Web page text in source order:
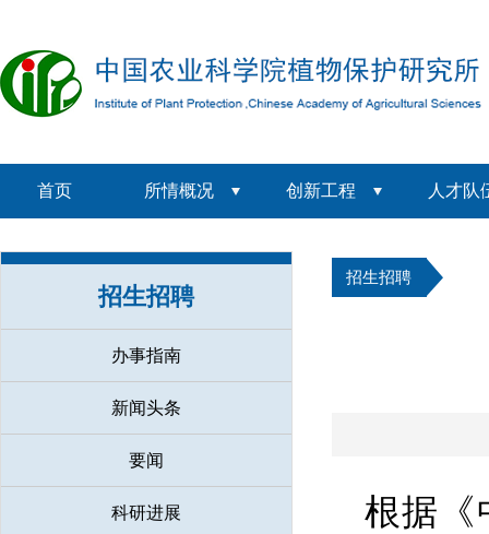
首页 所情概况 创新工程 人才队
招生招聘
办事指南
新闻头条
要闻
科研进展
招生招聘
根据《